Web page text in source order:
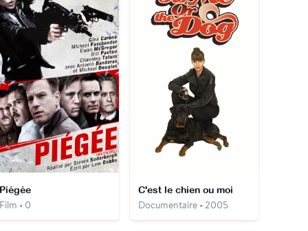
• 0
C'est le chien ou moi
Documentaire • 2005